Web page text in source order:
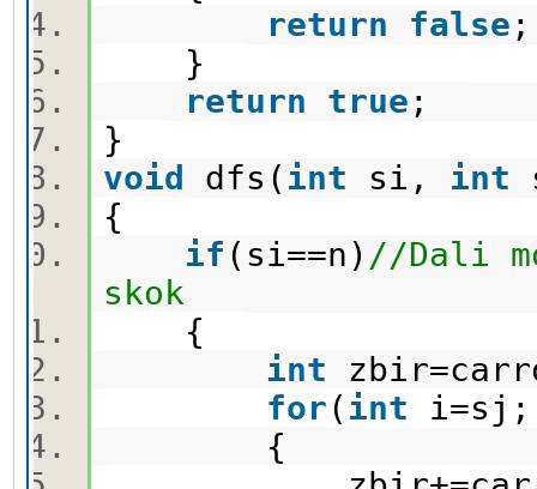
return
false
}
return
true ;
}
void dfs( int si, int
{
if (si==n) //Dali
skok
{
int
for( int
{